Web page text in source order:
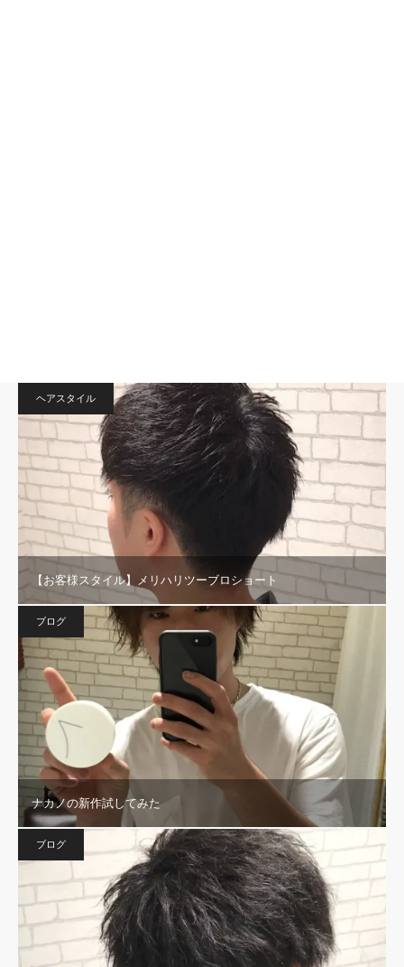
ヘアスタイル
【お客様スタイル】メリハリツーブロショート
ブログ
ナカノの新作試してみた
ブログ